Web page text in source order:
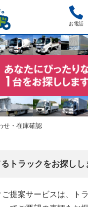
お電話
せ・在庫確認
トラックをお探しし
提案サービスは、ト